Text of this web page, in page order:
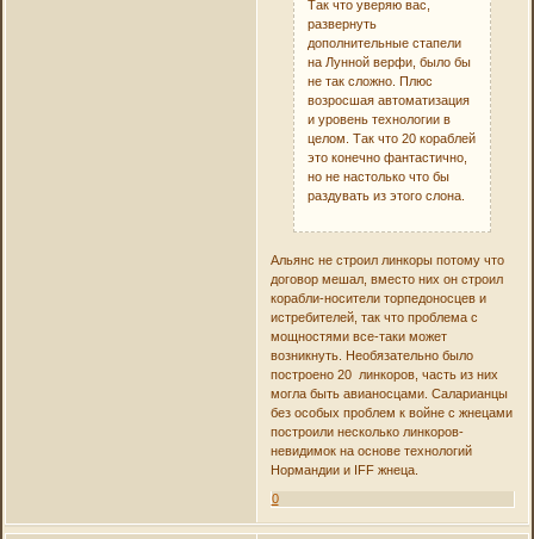
Так что уверяю вас,
развернуть
дополнительные стапели
на Лунной верфи, было бы
не так сложно. Плюс
возросшая автоматизация
и уровень технологии в
целом. Так что 20 кораблей
это конечно фантастично,
но не настолько что бы
раздувать из этого слона.
Альянс не строил линкоры потому что
договор мешал, вместо них он строил
корабли-носители торпедоносцев и
истребителей, так что проблема с
мощностями все-таки может
возникнуть. Необязательно было
построено 20 линкоров, часть из них
могла быть авианосцами. Саларианцы
без особых проблем к войне с жнецами
построили несколько линкоров-
невидимок на основе технологий
Нормандии и IFF жнеца.
0